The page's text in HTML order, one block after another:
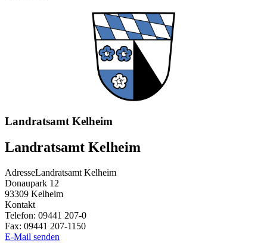
Landratsamt Kelheim
Landratsamt Kelheim
AdresseLandratsamt Kelheim
Donaupark 12
93309 Kelheim
Kontakt
Telefon: 09441 207-0
Fax: 09441 207-1150
E-Mail senden